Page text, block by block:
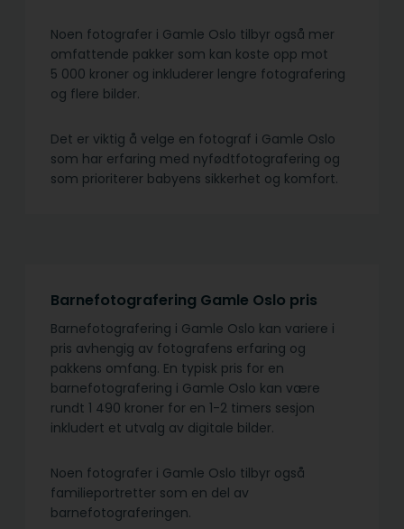
Noen fotografer i Gamle Oslo tilbyr også mer
omfattende pakker som kan koste opp mot
5 000 kroner og inkluderer lengre fotografering
og flere bilder.
Det er viktig å velge en fotograf i Gamle Oslo
som har erfaring med nyfødtfotografering og
som prioriterer babyens sikkerhet og komfort.
Barnefotografering Gamle Oslo pris
Barnefotografering i Gamle Oslo kan variere i
pris avhengig av fotografens erfaring og
pakkens omfang. En typisk pris for en
barnefotografering i Gamle Oslo kan være
rundt 1 490 kroner for en 1-2 timers sesjon
inkludert et utvalg av digitale bilder.
Noen fotografer i Gamle Oslo tilbyr også
familieportretter som en del av
barnefotograferingen.